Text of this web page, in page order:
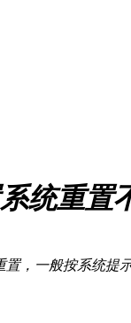
统重置
置，一般按系统